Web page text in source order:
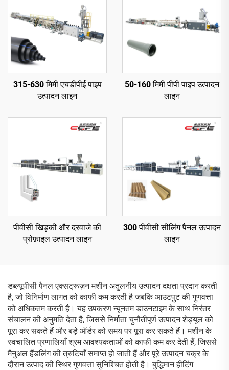
315-630 मिमी एचडीपीई पाइप
उत्पादन लाइन
50-160 मिमी पीपी पाइप उत्पादन
लाइन
पीवीसी खिड़की और दरवाजे की
प्रोफ़ाइल उत्पादन लाइन
300 पीवीसी सीलिंग पैनल उत्पादन
लाइन
डब्ल्यूपीसी पैनल एक्सट्रूज़न मशीन अतुलनीय उत्पादन दक्षता प्रदान करती
है, जो विनिर्माण लागत को काफी कम करती है जबकि आउटपुट की गुणवत्ता
को अधिकतम करती है। यह उपकरण न्यूनतम डाउनटाइम के साथ निरंतर
संचालन की अनुमति देता है, जिससे निर्माता चुनौतीपूर्ण उत्पादन शेड्यूल को
पूरा कर सकते हैं और बड़े ऑर्डर को समय पर पूरा कर सकते हैं। मशीन के
स्वचालित प्रणालियाँ श्रम आवश्यकताओं को काफी कम कर देती हैं, जिससे
मैनुअल हैंडलिंग की त्रुटियाँ समाप्त हो जाती हैं और पूरे उत्पादन चक्र के
दौरान उत्पाद की स्थिर गुणवत्ता सुनिश्चित होती है। बुद्धिमान हीटिंग